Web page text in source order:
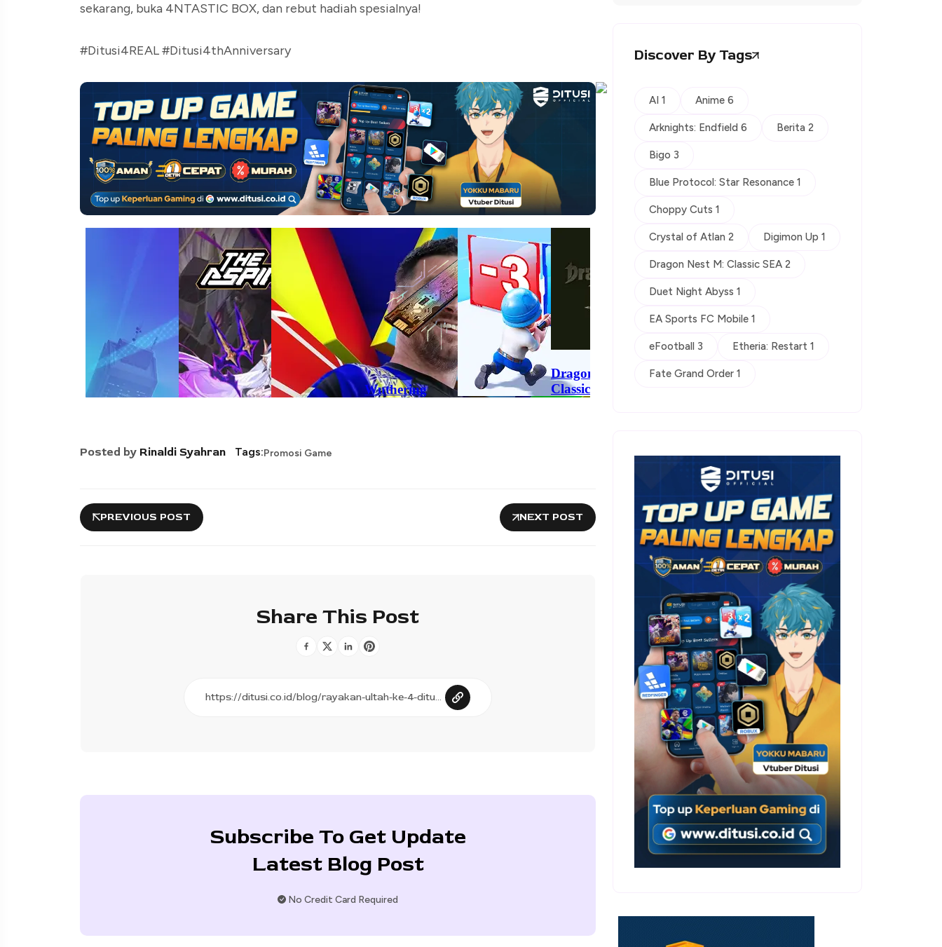
sekarang, buka 4NTASTIC BOX, dan rebut hadiah spesialnya!
#Ditusi4REAL #Ditusi4thAnniversary
Posted by Rinaldi Syahran Tags:Promosi Game
PREVIOUS POST NEXT POST
Share This Post
Subscribe To Get Update
Latest Blog Post
No Credit Card Required
Discover By Tags
AI 1 Anime 6
Arknights: Endfield 6 Berita 2
Bigo 3
Blue Protocol: Star Resonance 1
Choppy Cuts 1
Crystal of Atlan 2 Digimon Up 1
Dragon Nest M: Classic SEA 2
Duet Night Abyss 1
EA Sports FC Mobile 1
eFootball 3 Etheria: Restart 1
Fate Grand Order 1